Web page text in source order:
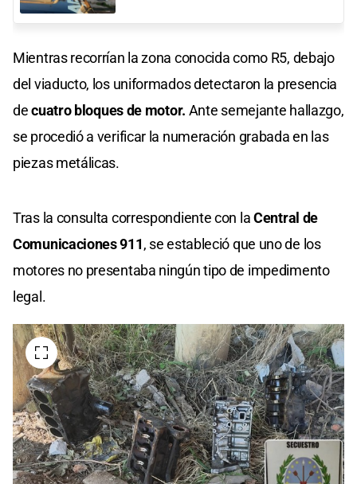
Mientras recorrían la zona conocida como R5, debajo
del viaducto, los uniformados detectaron la presencia
decuatro bloques de motor. Ante semejante hallazgo,
se procedió a verificar la numeración grabada en las
piezas metálicas.
Tras la consulta correspondiente con laCentral de
Comunicaciones 911, se estableció que uno de los
motores no presentaba ningún tipo de impedimento
legal.